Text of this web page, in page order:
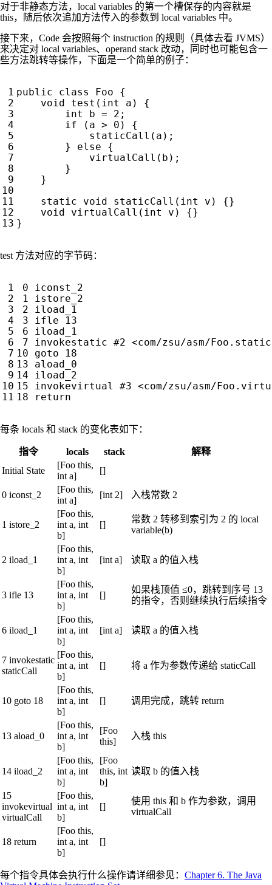
对于非静态方法，local variables 的第一个槽保存的内容就是
this，随后依次追加方法传入的参数到 local variables 中。
接下来，Code 会按照每个 instruction 的规则（具体去看 JVMS）
来决定对 local variables、operand stack 改动，同时也可能包含一
些方法跳转等操作，下面是一个简单的例子：
public class Foo
{
void
test ( int a )
{
int
b = 2 ;
if
( a > 0 )
{
staticCall ( a );
}
else
{
virtualCall ( b );
}
}
static
void staticCall ( int v )
{}
void
virtualCall ( int v )
{}
}
test 方法对应的字节码：
每条 locals 和 stack 的变化表如下：
指令 locals stack
解释
Initial State
[Foo this,
int a]
[]
0 iconst_2
[Foo this,
int a]
[int 2] 入栈常数 2
1 istore_2
[Foo this,
int a, int
b]
[]
常数 2 转移到索引为 2 的 local
variable(b)
2 iload_1
[Foo this,
int a, int
b]
[int a] 读取 a 的值入栈
3 ifle 13
[Foo this,
int a, int
b]
[]
如果栈顶值 ≤0，跳转到序号 13
的指令，否则继续执行后续指令
6 iload_1
[Foo this,
int a, int
b]
[int a] 读取 a 的值入栈
7 invokestatic
staticCall
[Foo this,
int a, int
b]
[] 将 a 作为参数传递给 staticCall
10 goto 18
[Foo this,
int a, int
b]
[] 调用完成，跳转 return
13 aload_0
[Foo this,
int a, int
b]
[Foo
this]
入栈 this
14 iload_2
[Foo this,
int a, int
b]
[Foo
this, int
b]
读取 b 的值入栈
15
invokevirtual
virtualCall
[Foo this,
int a, int
b]
[]
使用 this 和 b 作为参数，调用
virtualCall
18 return
[Foo this,
int a, int
b]
[]
每个指令具体会执行什么操作请详细参见： Chapter 6. The Java